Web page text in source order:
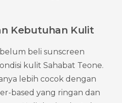
Kebutuhan Kulit
beli sunscreen
kulit Sahabat Teone.
lebih cocok dengan
based yang ringan dan